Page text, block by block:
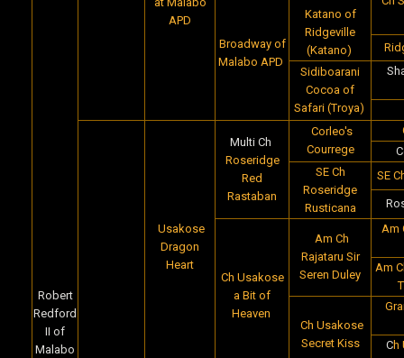
Robert
Redford
II of
Malabo
APD
Broadway of
Malabo APD
Katano of
Ridgeville
(Katano)
Sidiboarani
Cocoa of
Safari (Troya)
Usakose
Dragon
Heart
Multi Ch
Roseridge
Red
Rastaban
Corleo's
Courrege
SE Ch
Roseridge
Rusticana
SE
Ch Usakose
a Bit of
Heaven
Am Ch
Rajataru Sir
Seren Duley
Am
Am
Ch Usakose
Secret Kiss
Ch